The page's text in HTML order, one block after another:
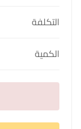
التكلفة
الكمية